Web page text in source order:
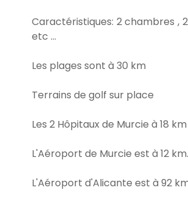
Caractéristiques: 2 chambres ,
etc ...
Les plages sont à 30 km
Terrains de golf sur place
Les 2 Hôpitaux de Murcie à 18
L'Aéroport de Murcie est à 12 km.
L'Aéroport d'Alicante est à 92